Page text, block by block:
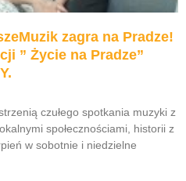
zagra na Pradze!
” Życie na Pradze”
czułego spotkania muzyki z
społecznościami, historii z
w sobotnie i niedzielne